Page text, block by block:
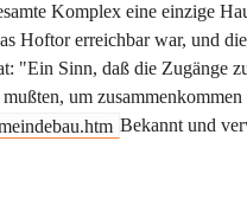
Komplex eine einzige
Hoftor erreichbar war, und
"Ein Sinn, daß die Zugänge
um
Bekannt und